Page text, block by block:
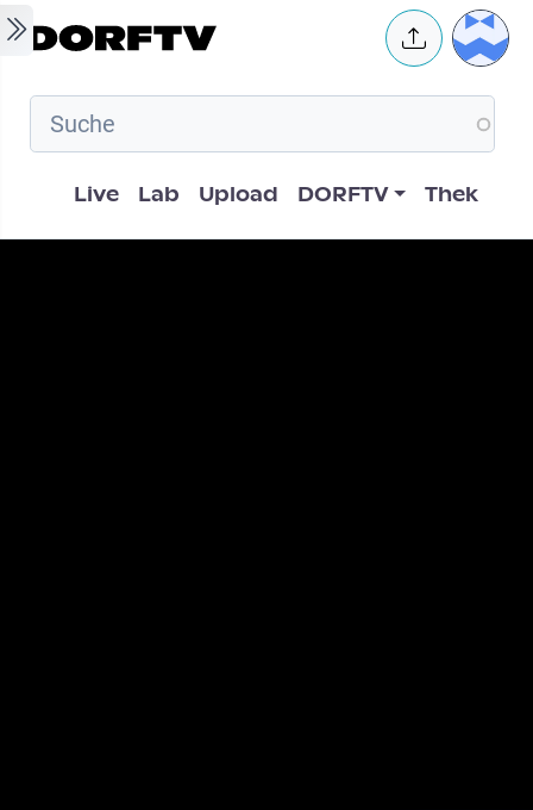
Skip to main content User
Hauptnavigation
Live Lab Upload DORFTV Thek